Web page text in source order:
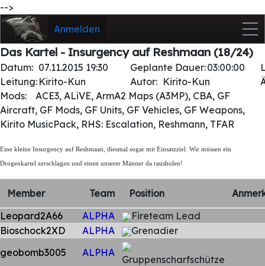
-->
Anmelden
Das Kartel - Insurgency auf Reshmaan (18/24)
Datum: 07.11.2015 19:30 Geplante Dauer:03:00:00
Leitung: Kirito-Kun Autor: Kirito-Kun
Mods:
ACE3, ALiVE, ArmA2 Maps (A3MP), CBA, GF
Aircraft, GF Mods, GF Units, GF Vehicles, GF Weapons,
Kirito MusicPack, RHS: Escalation, Reshmann, TFAR
Eine kleine Insurgency auf Reshmaan, diesmal sogar mit Einsatzziel. Wir müssen ein
Drogenkartel zerschlagen und einen unserer Männer da rausholen!
Member Team Position
Leopard2A66
ALPHA
Fireteam Lead
Bioschock2XD
ALPHA
Grenadier
geobomb3005
ALPHA
Gruppenscharfschütze